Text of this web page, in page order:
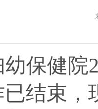
保健院
已结束